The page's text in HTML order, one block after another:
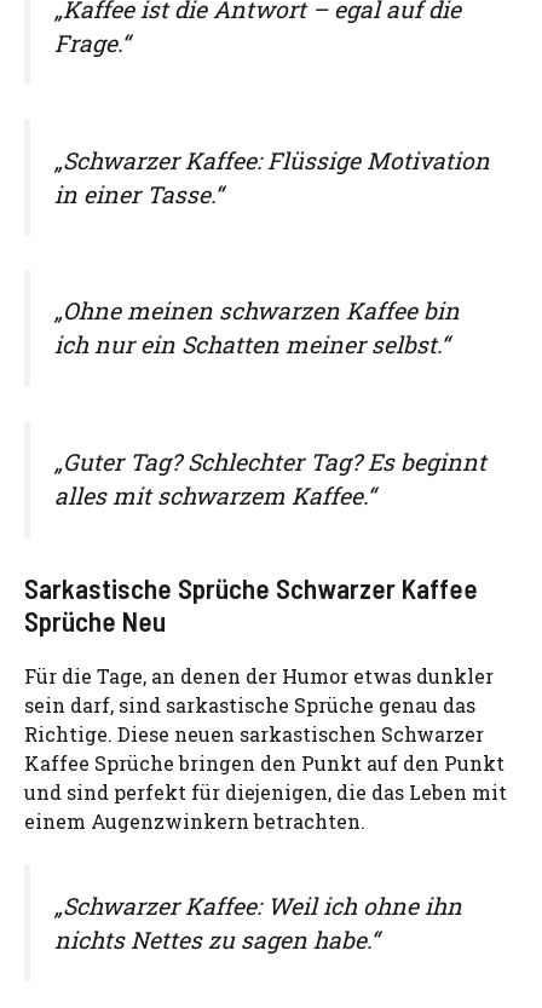
„Kaffee ist die Antwort – egal auf die
Frage.“
„Schwarzer Kaffee: Flüssige Motivation
in einer Tasse.“
„Ohne meinen schwarzen Kaffee bin
ich nur ein Schatten meiner selbst.“
„Guter Tag? Schlechter Tag? Es beginnt
alles mit schwarzem Kaffee.“
Sarkastische Sprüche Schwarzer Kaffee
Sprüche Neu
Für die Tage, an denen der Humor etwas dunkler
sein darf, sind sarkastische Sprüche genau das
Richtige. Diese neuen sarkastischen Schwarzer
Kaffee Sprüche bringen den Punkt auf den Punkt
und sind perfekt für diejenigen, die das Leben mit
einem Augenzwinkern betrachten.
„Schwarzer Kaffee: Weil ich ohne ihn
nichts Nettes zu sagen habe.“